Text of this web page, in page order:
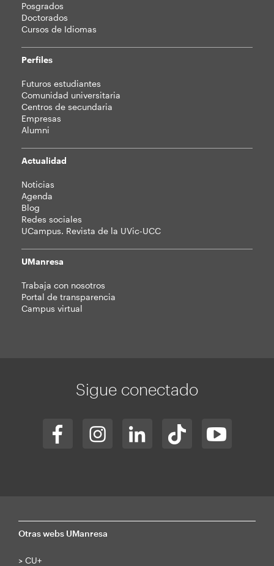
Posgrados
Doctorados
Cursos de Idiomas
Perfiles
Futuros estudiantes
Comunidad universitaria
Centros de secundaria
Empresas
Alumni
Actualidad
Noticias
Agenda
Blog
Redes sociales
UCampus. Revista de la UVic-UCC
UManresa
Trabaja con nosotros
Portal de transparencia
Campus virtual
Sigue conectado
Otras webs UManresa
> CU+